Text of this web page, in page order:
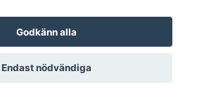
Powered by Quickbutik
Godkänn alla
Endast nödvändiga